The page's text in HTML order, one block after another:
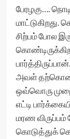
பேரழகு….
மாட்டுகிறது.
சிற்பம் போல
அவள்
ஒவ்வொரு
எட்டி
மரண
கொடுத்துக்